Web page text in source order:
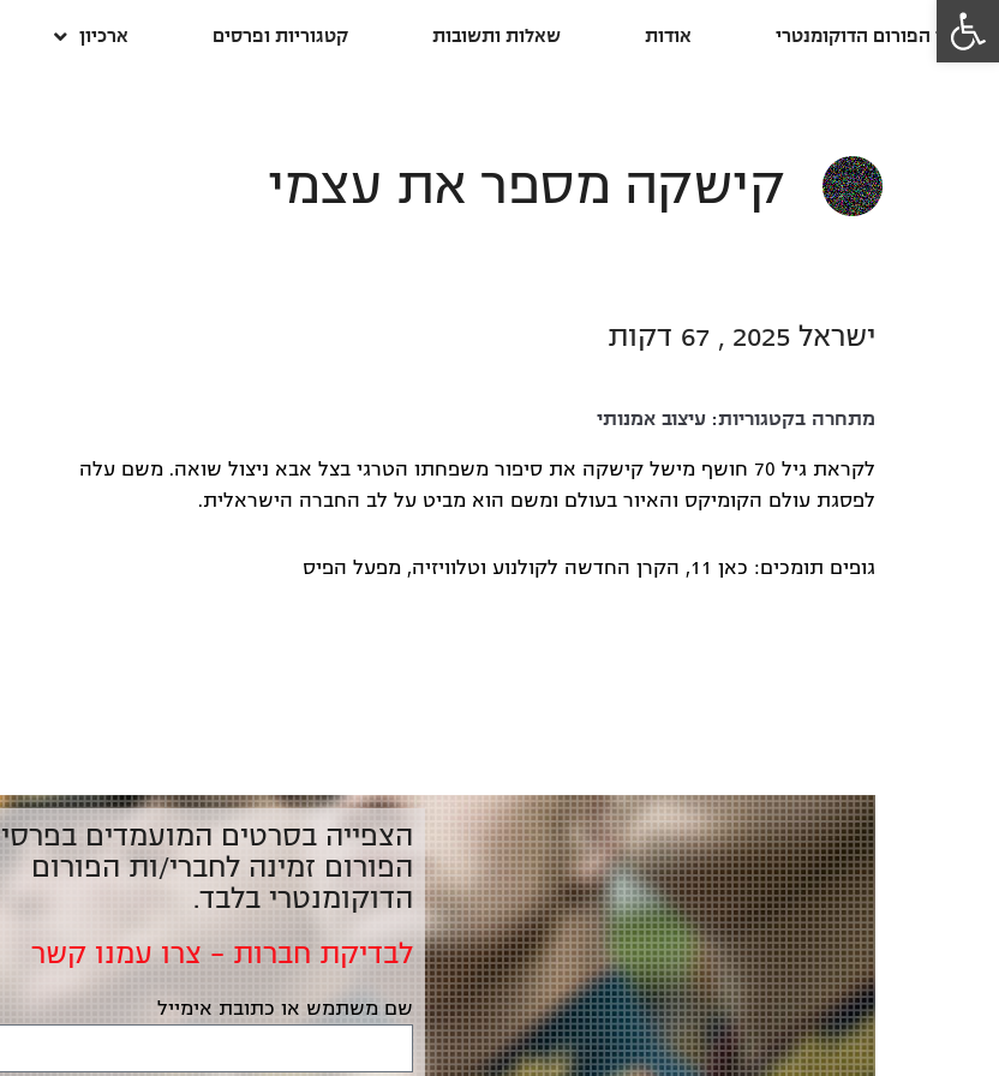
פתח סרגל נגישות
פרסי הפורום הדוקומנטרי אודות שאלות ותשובות קטגוריות ופרסים ארכיון
קישקה מספר את עצמי
ישראל 2025 , 67 דקות
מתחרה בקטגוריות: עיצוב אמנותי
לקראת גיל 70 חושף מישל קישקה את סיפור משפחתו הטרגי בצל אבא ניצול שואה. משם עלה
לפסגת עולם הקומיקס והאיור בעולם ומשם הוא מביט על לב החברה הישראלית.
גופים תומכים: כאן 11, הקרן החדשה לקולנוע וטלוויזיה, מפעל הפיס
הצפייה בסרטים המועמדים בפרסי
הפורום זמינה לחברי/ות הפורום
הדוקומנטרי בלבד.
לבדיקת חברות – צרו עמנו קשר
שם משתמש או כתובת אימייל